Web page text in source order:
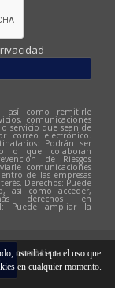
usted acepta el uso que
en cualquier momento.
así como remitirle
comunicaciones
servicio que sean de
correo electrónico.
Podrán ser
o que colaboran
de Riesgos
comunicaciones
de las empresas
Derechos: Puede
así como acceder,
derechos en
Puede ampliar la
Informàtica